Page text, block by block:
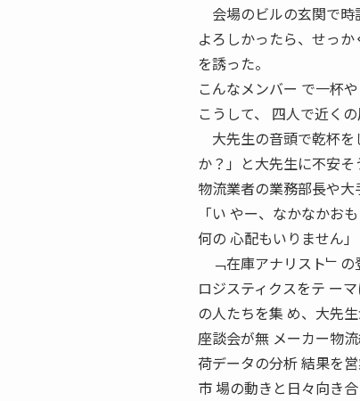
会場のビルの玄関で時
よろしかったら、せっ
を誘った。
こんなメンバー で一杯
こうして、 四人で近く
大先生の音頭で乾杯を
か？」と大先生に不安そ
物流業者の業務部長や大
「い やー、なかなかお
何の 心配もいりません
﹁在庫アナリスト﹂の
ロジスティクスをテ ー
の人たちを集 め、大先
座談会が無 メーカー物
荷データの分析 結果を
市 場の動きと日々向き